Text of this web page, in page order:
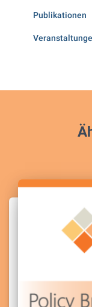
Publikationen